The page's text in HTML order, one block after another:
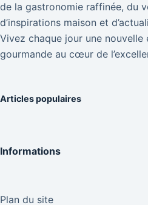
de la gastronomie raffinée, du
d’inspirations maison et
Vivez chaque jour une nouvelle
gourmande au cœur de
Articles populaires
Informations
Plan du site